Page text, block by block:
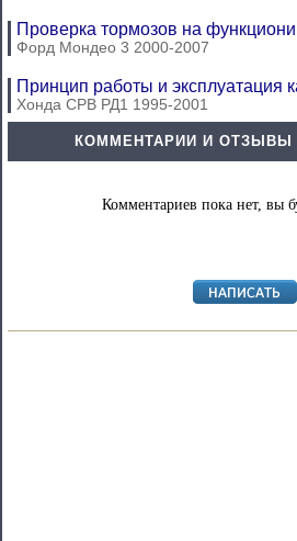
Проверка тормозов на
Форд Мондео 3 2000-2007
Принцип работы и эксплуатация
Хонда СРВ РД1 1995-2001
КОММЕНТАРИИ И ОТЗЫВЫ
Комментариев пока нет, вы